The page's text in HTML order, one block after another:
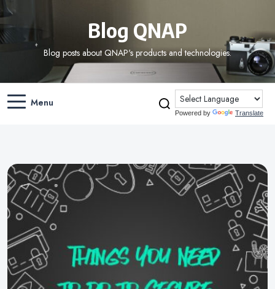
Blog QNAP
Blog posts about QNAP's products and technologies.
Menu
Powered by Translate